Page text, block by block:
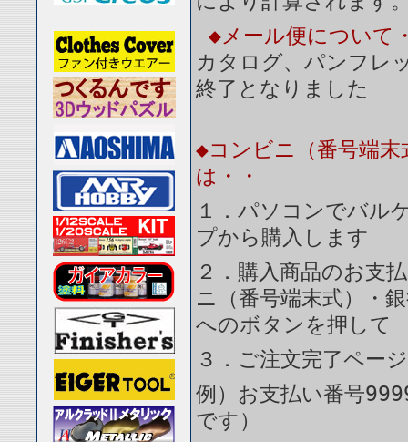
◆メール便について
カタログ、パンフレ
終了となりました
◆コンビニ（番号端末
は・・
１．パソコンでバル
プから購入します
２．購入商品のお支
ニ（番号端末式）・
へのボタンを押して
３．ご注文完了ペー
例）お支払い番号
です）